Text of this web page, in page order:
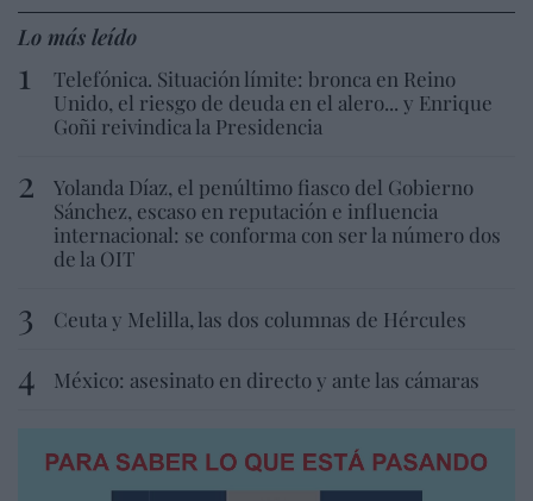
Lo más leído
Telefónica. Situación límite: bronca en Reino
Unido, el riesgo de deuda en el alero... y Enrique
Goñi reivindica la Presidencia
Yolanda Díaz, el penúltimo fiasco del Gobierno
Sánchez, escaso en reputación e influencia
internacional: se conforma con ser la número dos
de la OIT
Ceuta y Melilla, las dos columnas de Hércules
México: asesinato en directo y ante las cámaras